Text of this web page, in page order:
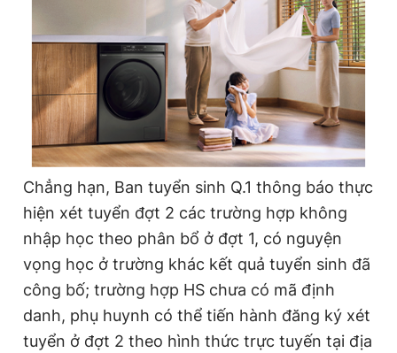
Chẳng hạn, Ban tuyển sinh Q.1 thông báo thực
hiện xét tuyển đợt 2 các trường hợp không
nhập học theo phân bổ ở đợt 1, có nguyện
vọng học ở trường khác kết quả tuyển sinh đã
công bố; trường hợp HS chưa có mã định
danh, phụ huynh có thể tiến hành đăng ký xét
tuyển ở đợt 2 theo hình thức trực tuyến tại địa